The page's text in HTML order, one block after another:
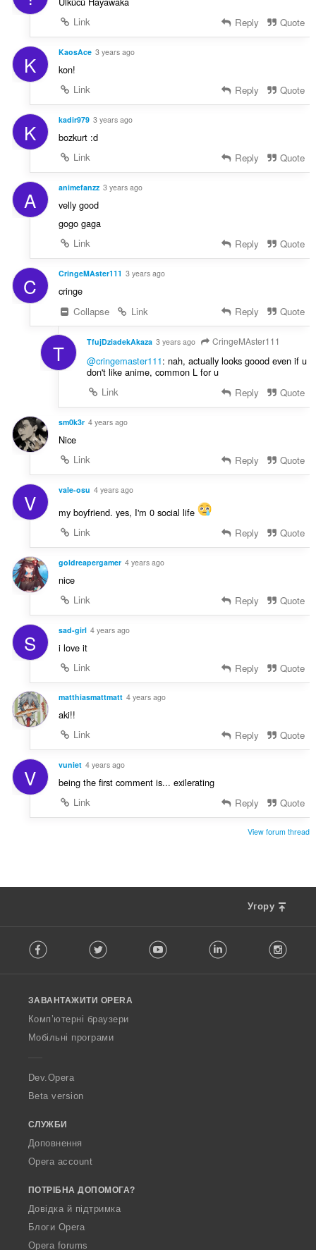
Link
Reply Quote
K KaosAce 3 years ago
kon!
Link
Reply Quote
K kadir979 3 years ago
bozkurt :d
Link
Reply Quote
A animefanzz 3 years ago
velly good
gogo gaga
Link
Reply Quote
C CringeMAster111 3 years ago
cringe
Collapse
Link Reply Quote
T TfujDziadekAkaza 3 years ago CringeMAster111
@cringemaster111: nah, actually looks goood even if u
don't like anime, common L for u
Link
Reply Quote
sm0k3r 4 years ago
Nice
Link
Reply Quote
V vale-osu 4 years ago
my boyfriend. yes, I'm 0 social life
Link
Reply Quote
goldreapergamer 4 years ago
nice
Link
Reply Quote
S sad-girl 4 years ago
i love it
Link
Reply Quote
matthiasmattmatt 4 years ago
aki!!
Link
Reply Quote
V vuniet 4 years ago
being the first comment is... exilerating
Link
Reply Quote
View forum thread
Угору
o
w
O
p
a
Facebook Twitter Youtube LinkedIn
ЗАВАНТАЖИТИ OPERA
Комп’ютерні браузери
Мобільні програми
Dev.Opera
Beta version
СЛУЖБИ
Доповнення
Opera account
ПОТРІБНА ДОПОМОГА?
Довідка й підтримка
Блоги Opera
Opera forums